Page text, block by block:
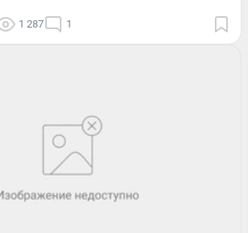
1 287 1